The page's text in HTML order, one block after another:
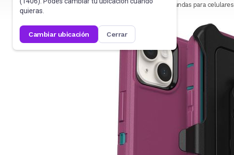
quieras.
cambiar ubicación cerrar
Frávega Celulares Accesorios para Celulares Fundas para celulares